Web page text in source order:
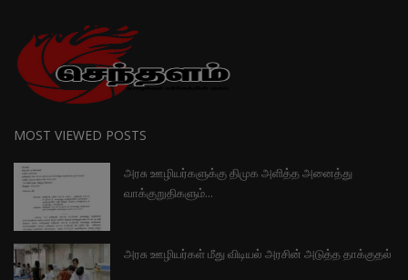
MOST VIEWED POSTS
அரசு ஊழியர்களுக்கு திமுக அளித்த அனைத்து
வாக்குறுதிகளும்...
அரசு ஊழியர்கள் மீது விடியல் அரசின் அடுத்த தாக்குதல்